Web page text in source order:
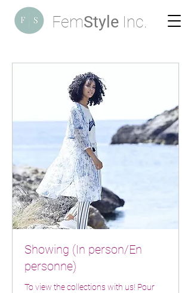
FemStyle Inc.
Showing (In person/En
personne)
To view the collections with us! Pour